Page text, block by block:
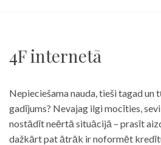
4F internetā
Nepieciešama nauda, tieši tagad un
gadījums? Nevajag ilgi mocīties,
nostādīt neērtā situācijā – prasīt
dažkārt pat ātrāk ir noformēt